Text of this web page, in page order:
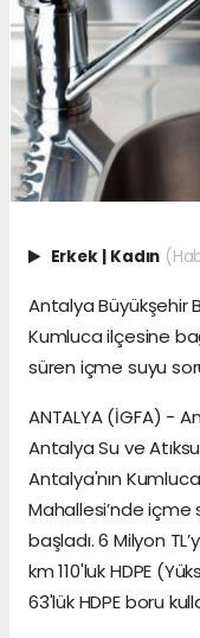
Erkek Kadın
Antalya Büyükşehir
Kumluca ilçesine
süren içme suyu
ANTALYA (İGFA) -
Antalya Su ve
Antalya'nın
Mahallesi’nde içme
başladı. 6 Milyon
km 110'luk HDPE
63'lük HDPE boru